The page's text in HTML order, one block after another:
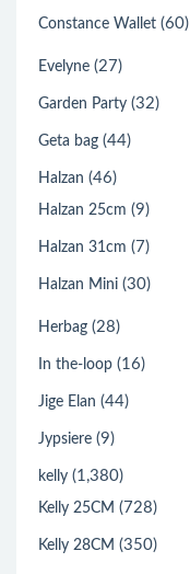
Constance Wallet (60)
Evelyne (27)
Garden Party (32)
Geta bag (44)
Halzan (46)
Halzan 25cm (9)
Halzan 31cm (7)
Halzan Mini (30)
Herbag (28)
In the-loop (16)
Jige Elan (44)
Jypsiere (9)
kelly (1,380)
Kelly 25CM (728)
Kelly 28CM (350)